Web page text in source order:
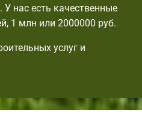
нас есть качественные
1 млн или 2000000 руб.
услуг и